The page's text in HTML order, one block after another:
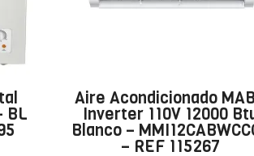
BL
Aire Acondicionado
Inverter 110V 12000
Blanco –
– REF 115267